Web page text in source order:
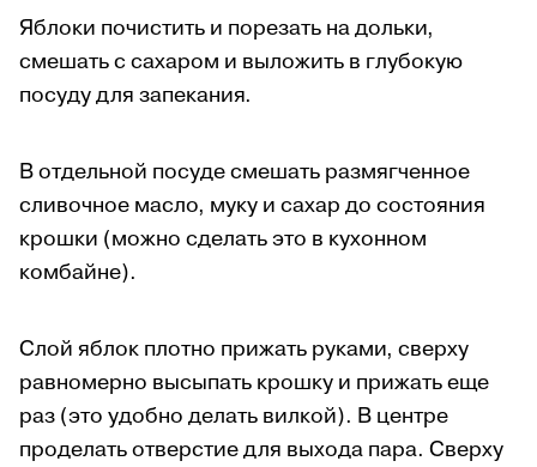
Яблоки почистить и порезать на дольки,
смешать с сахаром и выложить в глубокую
посуду для запекания.
В отдельной посуде смешать размягченное
сливочное масло, муку и сахар до состояния
крошки (можно сделать это в кухонном
комбайне).
Слой яблок плотно прижать руками, сверху
равномерно высыпать крошку и прижать еще
раз (это удобно делать вилкой). В центре
проделать отверстие для выхода пара. Сверху